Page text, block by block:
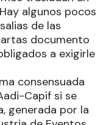
algunos pocos
de las
documento
a exigirle
consensuada
Capif si se
generada por la